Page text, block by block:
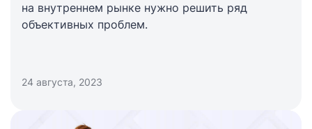
на внутреннем рынке нужно решить ряд
объективных проблем.
24 августа, 2023